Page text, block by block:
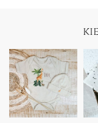
75,--100,-
100, -125,-
125,-- -
150,--175,-